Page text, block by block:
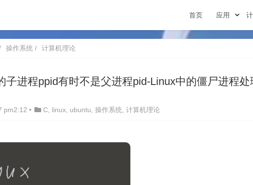
首页 应用
操作系统 计算机理论
子进程ppid有时不是父进程pid-Linux中的僵尸进程处
pm2:12 • C linux ubuntu 操作系统 计算机理论